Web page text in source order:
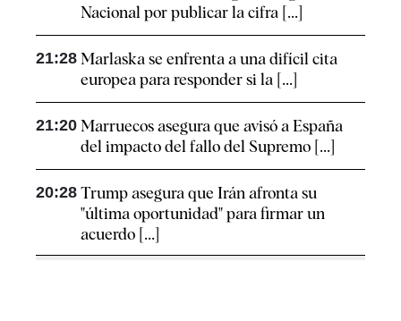
Nacional por publicar la cifra [...]
21:28 Marlaska se enfrenta a una difícil cita
europea para responder si la [...]
21:20 Marruecos asegura que avisó a España
del impacto del fallo del Supremo [...]
20:28 Trump asegura que Irán afronta su
"última oportunidad" para firmar un
acuerdo [...]